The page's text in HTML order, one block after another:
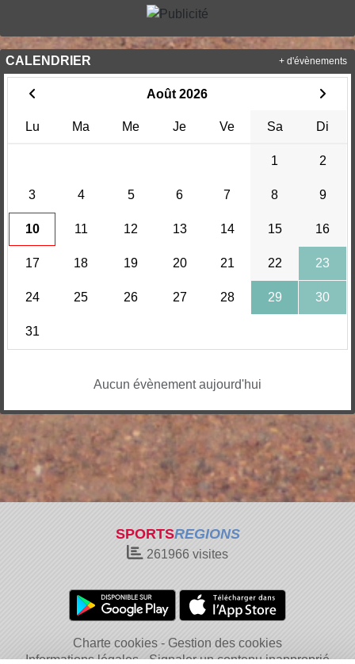
CALENDRIER
Août 2026
Lu Ma Me Je Ve Sa Di
1 2
3 4 5 6 7 8 9
10 11 12 13 14 15 16
17 18 19 20 21 22 23
24 25 26 27 28 29 30
31
Aucun évènement aujourd'hui
+ d'évènements
SPORTSREGIONS
261966 visites
Charte cookies
Gestion des cookies
Informations légales
Signaler un contenu inapproprié